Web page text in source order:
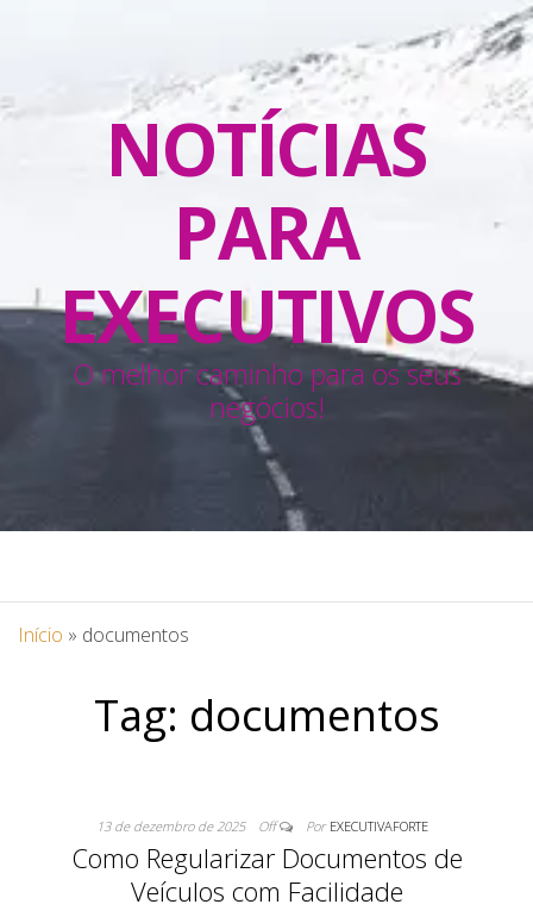
NOTÍCIAS
PARA
EXECUTIVOS
O melhor caminho para os seus
negócios!
Início » documentos
Tag: documentos
13 de dezembro de 2025 Off Por EXECUTIVAFORTE
Como Regularizar Documentos de
Veículos com Facilidade